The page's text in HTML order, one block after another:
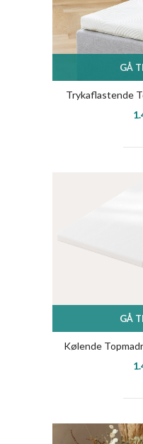
GÅ
Trykaflastende
GÅ
Kølende